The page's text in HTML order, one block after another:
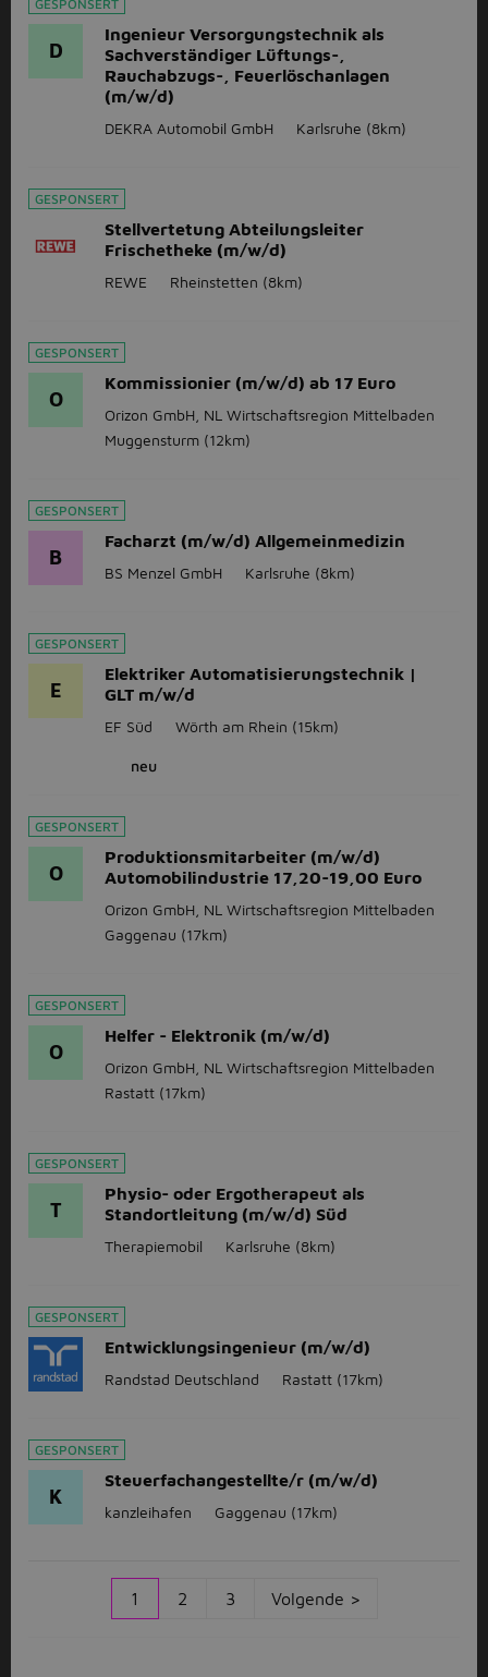
GESPONSERT
D
Ingenieur Versorgungstechnik als
Sachverständiger Lüftungs-,
Rauchabzugs-, Feuerlöschanlagen
(m/w/d)
DEKRA Automobil GmbH Karlsruhe (8km)
GESPONSERT
Stellvertetung Abteilungsleiter
Frischetheke (m/w/d)
REWE Rheinstetten (8km)
GESPONSERT
O
Kommissionier (m/w/d) ab 17 Euro
Orizon GmbH, NL Wirtschaftsregion Mittelbaden
Muggensturm (12km)
GESPONSERT
B
Facharzt (m/w/d) Allgemeinmedizin
BS Menzel GmbH Karlsruhe (8km)
GESPONSERT
E
Elektriker Automatisierungstechnik |
GLT m/w/d
EF Süd Wörth am Rhein (15km)
neu
GESPONSERT
O
Produktionsmitarbeiter (m/w/d)
Automobilindustrie 17,20-19,00 Euro
Orizon GmbH, NL Wirtschaftsregion Mittelbaden
Gaggenau (17km)
GESPONSERT
O
Helfer - Elektronik (m/w/d)
Orizon GmbH, NL Wirtschaftsregion Mittelbaden
Rastatt (17km)
GESPONSERT
T
Physio- oder Ergotherapeut als
Standortleitung (m/w/d) Süd
Therapiemobil Karlsruhe (8km)
GESPONSERT
Entwicklungsingenieur (m/w/d)
Randstad Deutschland Rastatt (17km)
GESPONSERT
K
Steuerfachangestellte/r (m/w/d)
kanzleihafen Gaggenau (17km)
1 2 3 Volgende >